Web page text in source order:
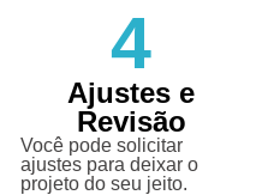
4
Ajustes e
Revisão
Você pode solicitar
ajustes para deixar o
projeto do seu jeito.